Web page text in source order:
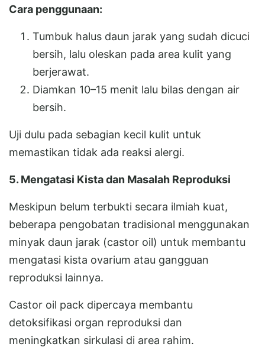
Cara penggunaan:
Tumbuk halus daun jarak yang sudah dicuci
bersih, lalu oleskan pada area kulit yang
berjerawat.
Diamkan 10–15 menit lalu bilas dengan air
bersih.
Uji dulu pada sebagian kecil kulit untuk
memastikan tidak ada reaksi alergi.
5. Mengatasi Kista dan Masalah Reproduksi
Meskipun belum terbukti secara ilmiah kuat,
beberapa pengobatan tradisional menggunakan
minyak daun jarak (castor oil) untuk membantu
mengatasi kista ovarium atau gangguan
reproduksi lainnya.
Castor oil pack dipercaya membantu
detoksifikasi organ reproduksi dan
meningkatkan sirkulasi di area rahim.